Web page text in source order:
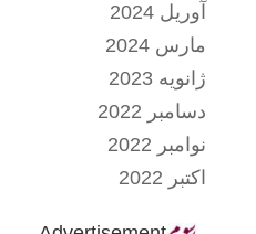
آوریل 2024
مارس 2024
ژانویه 2023
دسامبر 2022
نوامبر 2022
اکتبر 2022